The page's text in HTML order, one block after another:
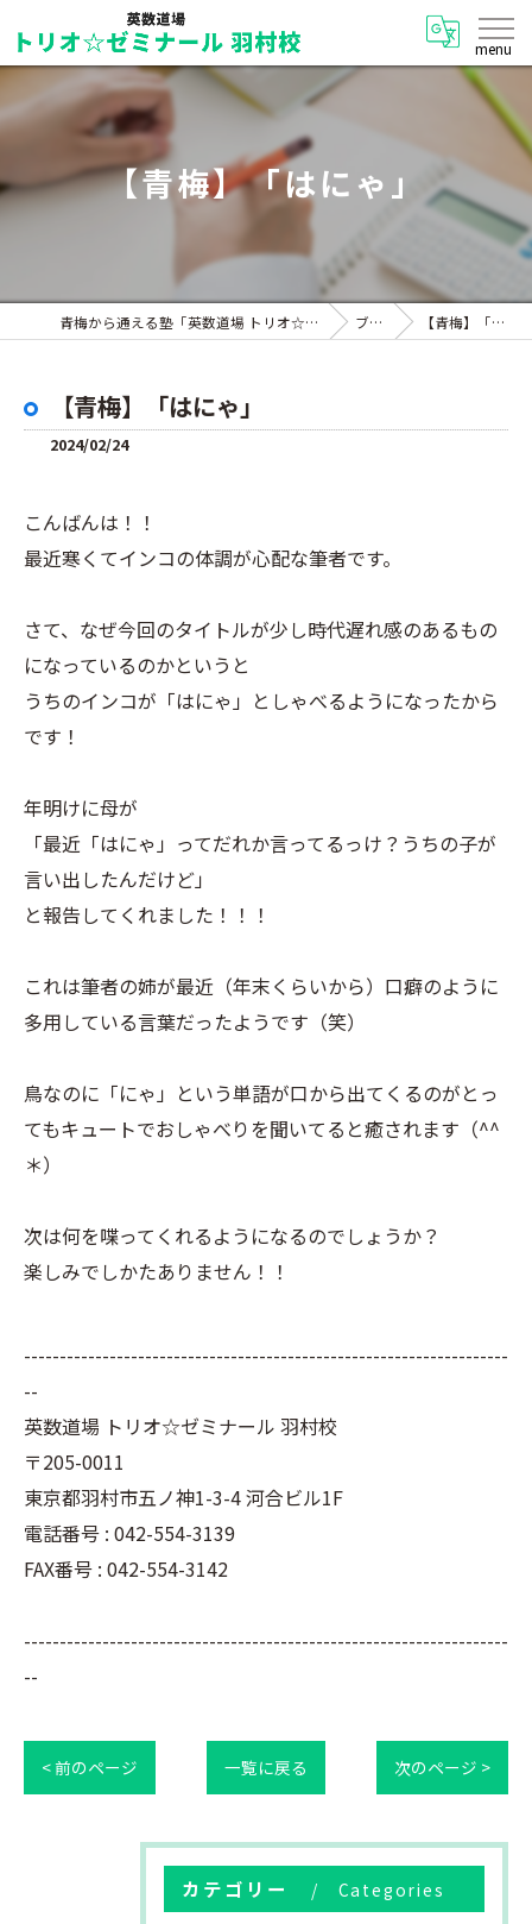
【青梅】「はにゃ」
青梅から通える塾「英数道場 トリオ☆ゼミナール 羽村校」 ブログ 【青梅】「はにゃ」
【青梅】「はにゃ」
2024/02/24
こんばんは！！
最近寒くてインコの体調が心配な筆者です。
さて、なぜ今回のタイトルが少し時代遅れ感のあるもの
になっているのかというと
うちのインコが「はにゃ」としゃべるようになったから
です！
年明けに母が
「最近「はにゃ」ってだれか言ってるっけ？うちの子が
言い出したんだけど」
と報告してくれました！！！
これは筆者の姉が最近（年末くらいから）口癖のように
多用している言葉だったようです（笑）
鳥なのに「にゃ」という単語が口から出てくるのがとっ
てもキュートでおしゃべりを聞いてると癒されます（^^
＊）
次は何を喋ってくれるようになるのでしょうか？
楽しみでしかたありません！！
--------------------------------------------------------------------
--
英数道場 トリオ☆ゼミナール 羽村校
〒205-0011
東京都羽村市五ノ神1-3-4 河合ビル1F
電話番号 : 042-554-3139
FAX番号 : 042-554-3142
--------------------------------------------------------------------
--
< 前のページ 一覧に戻る 次のページ >
カテゴリー Categories